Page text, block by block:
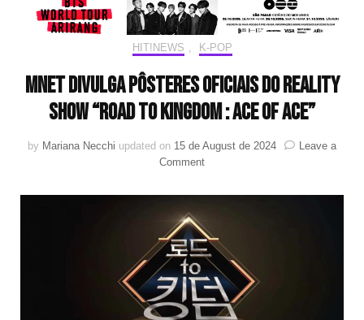
HIT!NEWS K-POP
Mnet divulga pôsteres oficiais do reality
show “ROAD TO KINGDOM : ACE OF ACE”
by Mariana Necchi updated on 15 de August de 2024
Leave a
Commenton
divulga
oficiais
do
reality
show
“ROAD
TO